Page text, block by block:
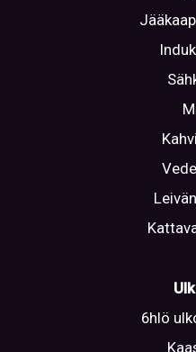
6hlö